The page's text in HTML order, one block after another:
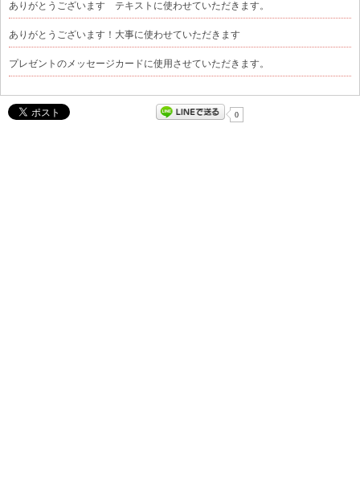
ありがとうございます テキストに使わせていただきます。
ありがとうございます！大事に使わせていただきます
プレゼントのメッセージカードに使用させていただきます。
0